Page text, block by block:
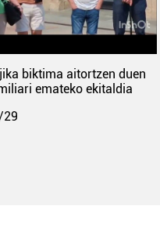
biktima aitortzen duen
emateko ekitaldia
29